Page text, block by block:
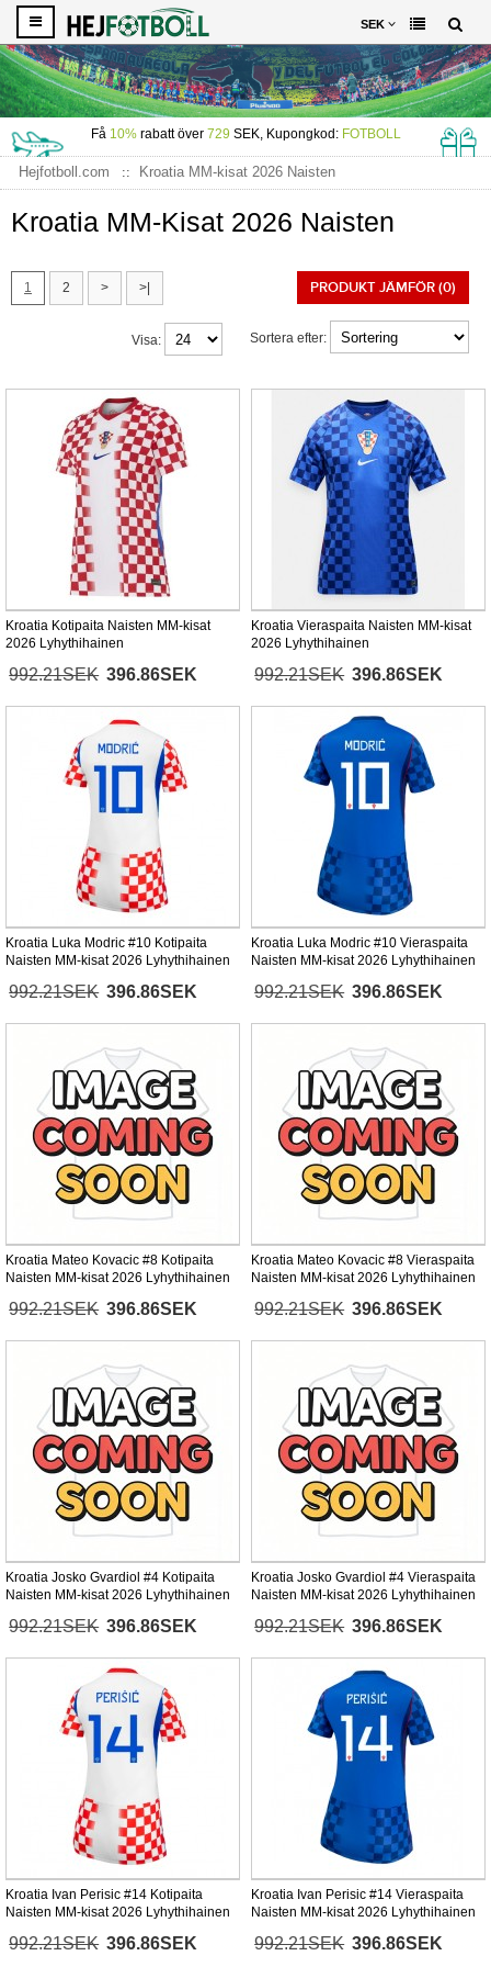
SEK
Få 10%rabatt över 729 SEK, Kupongkod: FOTBOLL
Hejfotboll.com Kroatia MM-kisat 2026 Naisten
Kroatia MM-Kisat 2026 Naisten
1 2 > >| PRODUKT JÄMFÖR (0)
Sortera efter:
Visa:
Kroatia Kotipaita Naisten MM-kisat
2026 Lyhythihainen
992.21SEK 396.86SEK
Kroatia Vieraspaita Naisten MM-kisat
2026 Lyhythihainen
992.21SEK 396.86SEK
Kroatia Luka Modric #10 Kotipaita
Naisten MM-kisat 2026 Lyhythihainen
992.21SEK 396.86SEK
Kroatia Luka Modric #10 Vieraspaita
Naisten MM-kisat 2026 Lyhythihainen
992.21SEK 396.86SEK
Kroatia Mateo Kovacic #8 Kotipaita
Naisten MM-kisat 2026 Lyhythihainen
992.21SEK 396.86SEK
Kroatia Mateo Kovacic #8 Vieraspaita
Naisten MM-kisat 2026 Lyhythihainen
992.21SEK 396.86SEK
Kroatia Josko Gvardiol #4 Kotipaita
Naisten MM-kisat 2026 Lyhythihainen
992.21SEK 396.86SEK
Kroatia Josko Gvardiol #4 Vieraspaita
Naisten MM-kisat 2026 Lyhythihainen
992.21SEK 396.86SEK
Kroatia Ivan Perisic #14 Kotipaita
Naisten MM-kisat 2026 Lyhythihainen
992.21SEK 396.86SEK
Kroatia Ivan Perisic #14 Vieraspaita
Naisten MM-kisat 2026 Lyhythihainen
992.21SEK 396.86SEK